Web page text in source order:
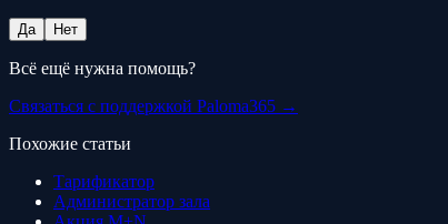
Да Нет
Всё ещё нужна помощь?
Связаться с поддержкой Paloma365 →
Похожие статьи
Тарификатор
Администратор зала